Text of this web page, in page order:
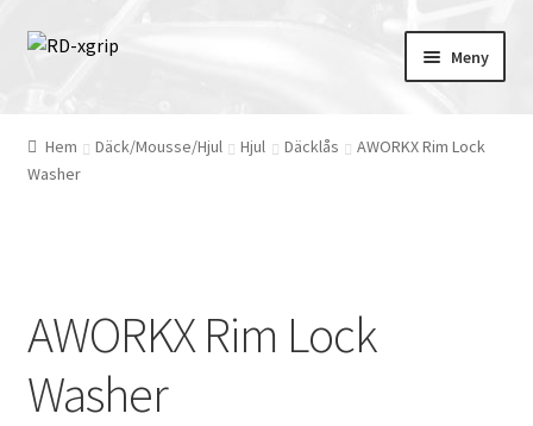
Hoppa
Hoppa
Meny
Svenska
Hem Däck/Mousse/Hjul Hjul Däcklås
AWORKX Rim Lock
Washer
AWORKX Rim Lock
Washer